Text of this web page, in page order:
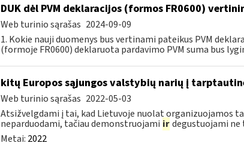
DUK dėl PVM deklaracijos (formos FR0600)
Web turinio sąrašas 2024-09-09
1. Kokie nauji duomenys bus vertinami pateikus PVM
(formoje FR0600) deklaruota pardavimo PVM suma bus
kitų Europos sąjungos valstybių narių į
Web turinio sąrašas 2022-05-03
Atsižvelgdami į tai, kad Lietuvoje nuolat organizuojamos
neparduodami, tačiau demonstruojami ir degustuojami ne
Metai: 2022